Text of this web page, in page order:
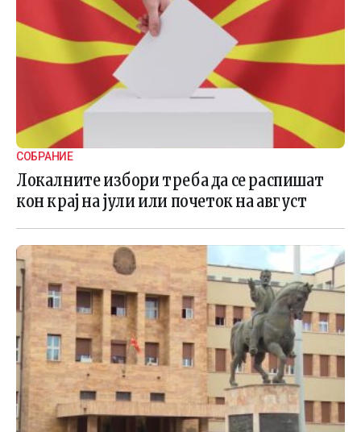
СОБРАНИЕ
Локалните избори треба да се распишат
кон крај на јули или почеток на август